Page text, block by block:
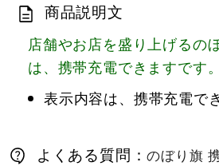
商品説明文
店舗やお店を盛り上げるの
は、携帯充電できますです。
表示内容は、携帯充電で
よくある質問：のぼり旗